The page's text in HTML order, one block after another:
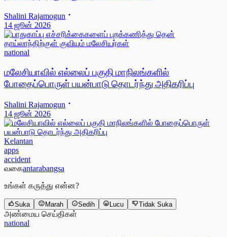
Shalini Rajamogun
14 ஜூன் 2026
national
மலேசியாவில் எல்லைப் பகுதி மாநிலங்களில்
போதைப்பொருள் பயன்பாடு தொடர்ந்து அதிகரிப்பு
Shalini Rajamogun
14 ஜூன் 2026
Kelantan
apps
accident
வகைantarabangsa
உங்கள் கருத்து என்ன?
Suka Marah Sedih Lucu Tidak Suka
அண்மைய செய்திகள்
national